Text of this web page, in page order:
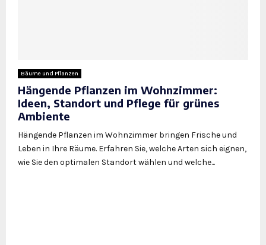
Bäume und Pflanzen
Hängende Pflanzen im Wohnzimmer:
Ideen, Standort und Pflege für grünes
Ambiente
Hängende Pflanzen im Wohnzimmer bringen Frische und
Leben in Ihre Räume. Erfahren Sie, welche Arten sich eignen,
wie Sie den optimalen Standort wählen und welche...